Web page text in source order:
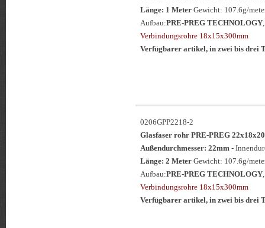
Länge: 1 Meter Gewicht: 107.6g/
Aufbau:PRE-PREG TECHNOLOGY
Verbindungsrohre 18x15x300mm
Verfügbarer artikel, in zwei bis drei
0206GPP2218-2
Glasfaser rohr PRE-PREG
Außendurchmesser: 22mm -
Länge: 2 Meter Gewicht: 107.6g/
Aufbau:PRE-PREG TECHNOLOGY
Verbindungsrohre 18x15x300mm
Verfügbarer artikel, in zwei bis drei